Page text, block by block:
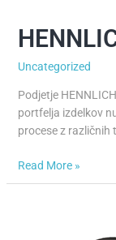
Uncategorized
Podjetje
portfelja izdelkov
procese z različnih
HENNLICH
d.o.o.
Read More »